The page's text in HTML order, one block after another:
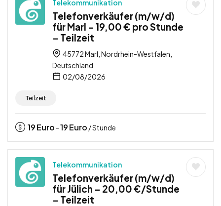
Telekommunikation
Telefonverkäufer (m/w/d)
für Marl – 19,00 € pro Stunde
– Teilzeit
45772 Marl, Nordrhein-Westfalen,
Deutschland
02/08/2026
Teilzeit
19Euro -19Euro / Stunde
Telekommunikation
Telefonverkäufer (m/w/d)
für Jülich – 20,00 €/Stunde
– Teilzeit